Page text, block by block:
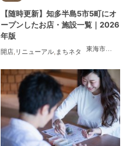
東海市大府
【随時更新】知多半島5市5町にオ
ープンしたお店・施設一覧｜2026
年版
開店, リニューアル, まちネタ